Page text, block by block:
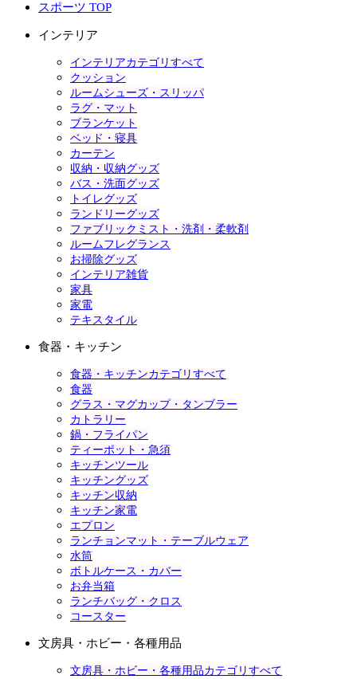
スポーツ TOP
インテリア
インテリアカテゴリすべて
クッション
ルームシューズ・スリッパ
ラグ・マット
ブランケット
ベッド・寝具
カーテン
収納・収納グッズ
バス・洗面グッズ
トイレグッズ
ランドリーグッズ
ファブリックミスト・洗剤・柔軟剤
ルームフレグランス
お掃除グッズ
インテリア雑貨
家具
家電
テキスタイル
食器・キッチン
食器・キッチンカテゴリすべて
食器
グラス・マグカップ・タンブラー
カトラリー
鍋・フライパン
ティーポット・急須
キッチンツール
キッチングッズ
キッチン収納
キッチン家電
エプロン
ランチョンマット・テーブルウェア
水筒
ボトルケース・カバー
お弁当箱
ランチバッグ・クロス
コースター
文房具・ホビー・各種用品
文房具・ホビー・各種用品カテゴリすべて